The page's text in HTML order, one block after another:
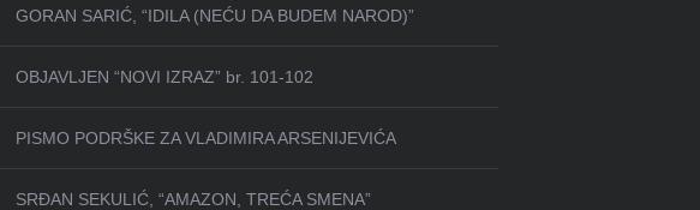
GORAN SARIĆ, “IDILA (NEĆU DA BUDEM NAROD)”
OBJAVLJEN “NOVI IZRAZ” br. 101-102
PISMO PODRŠKE ZA VLADIMIRA ARSENIJEVIĆA
SRĐAN SEKULIĆ, “AMAZON, TREĆA SMENA”